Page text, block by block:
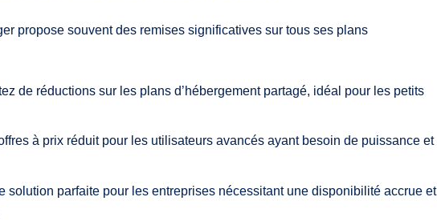
propose souvent des remises significatives sur tous ses plans
de réductions sur les plans d’hébergement partagé, idéal pour les petits
à prix réduit pour les utilisateurs avancés ayant besoin de puissance et
solution parfaite pour les entreprises nécessitant une disponibilité accrue et